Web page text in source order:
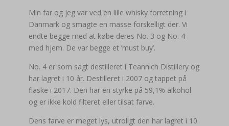
Min far og jeg var ved en lille whisky forretning i
Danmark og smagte en masse forskelligt der. Vi
endte begge med at købe deres No. 3 og No. 4
med hjem. De var begge et ’must buy’.
No. 4 er som sagt destilleret i Teannich Distillery og
har lagret i 10 år. Destilleret i 2007 og tappet på
flaske i 2017. Den har en styrke på 59,1% alkohol
og er ikke kold filteret eller tilsat farve.
Dens farve er meget lys, utroligt den har lagret i 10